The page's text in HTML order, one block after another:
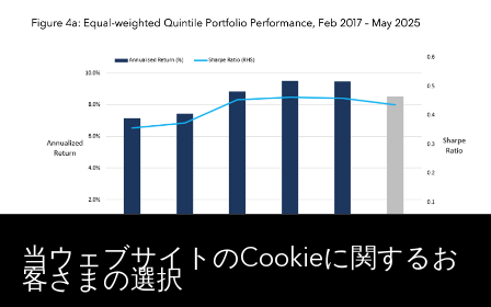
当ウェブサイトのCookieに関するお
客さまの選択